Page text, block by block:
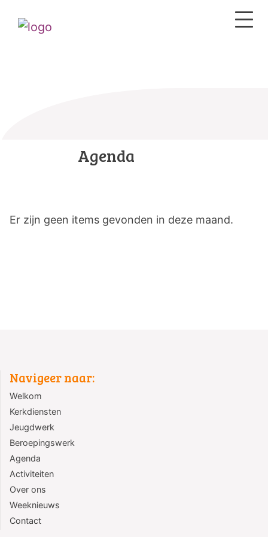
Agenda
Er zijn geen items gevonden in deze maand.
Navigeer naar:
Welkom
Kerkdiensten
Jeugdwerk
Beroepingswerk
Agenda
Activiteiten
Over ons
Weeknieuws
Contact